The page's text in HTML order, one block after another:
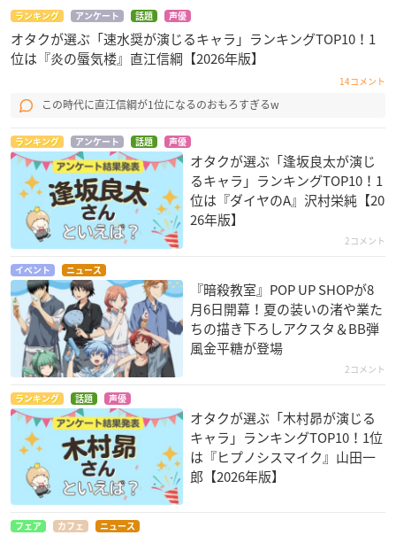
ランキング アンケート 話題 声優
オタクが選ぶ「速水奨が演じるキャラ」ランキングTOP10！1
位は『炎の蜃気楼』直江信綱【2026年版】
14コメント
この時代に直江信綱が1位になるのおもろすぎるw
ランキング アンケート 話題 声優
オタクが選ぶ「逢坂良太が演じ
るキャラ」ランキングTOP10！1
位は『ダイヤのA』沢村栄純【20
26年版】
2コメント
イベント ニュース
『暗殺教室』POP UP SHOPが8
月6日開幕！夏の装いの渚や業た
ちの描き下ろしアクスタ＆BB弾
風金平糖が登場
2コメント
ランキング 話題 声優
オタクが選ぶ「木村昴が演じる
キャラ」ランキングTOP10！1位
は『ヒプノシスマイク』山田一
郎【2026年版】
フェア カフェ ニュース